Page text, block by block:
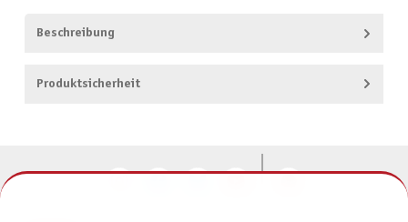
Beschreibung
Produktsicherheit